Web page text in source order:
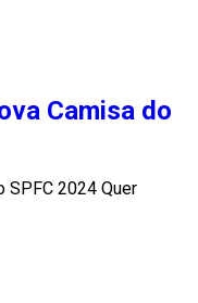
Camisa do
SPFC 2024 Quer